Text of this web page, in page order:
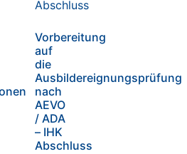
Vorbereitung
auf
die
Ausbildereignungsprüfung
nach
AEVO
/ ADA
– IHK
Abschluss